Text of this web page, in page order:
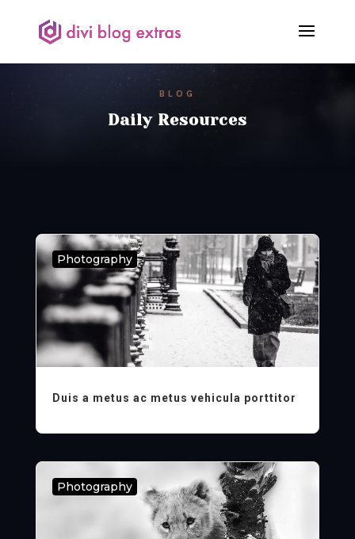
BLOG
Daily Resources
Photography
Duis a metus ac metus vehicula porttitor
Photography